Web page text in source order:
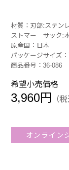
材質：刃部:ステン
ストマー サック:
原産国：日本
パッケージサイズ
商品番号：36-086
希望小売価格
3,960円 （
オンライン